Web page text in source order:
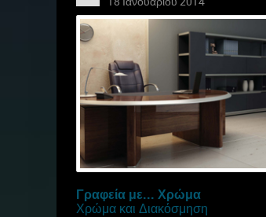
Γραφεία με... Χρώμα
Χρώμα και Διακόσμηση